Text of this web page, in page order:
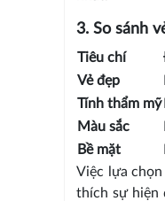
3. So sánh
Tiêu chí
Vẻ đẹp
Tính thẩm mỹ
Màu sắc
Bề mặt
Việc lựa
thích sự hiện